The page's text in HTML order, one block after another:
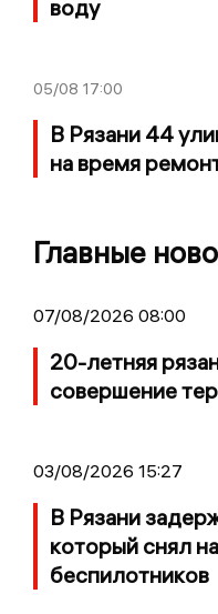
воду
05/08 17:00
В Рязани 44
на время
Главные
07/08/2026 08:00
20-летняя
совершение
03/08/2026 15:27
В Рязани
который снял
беспилотников